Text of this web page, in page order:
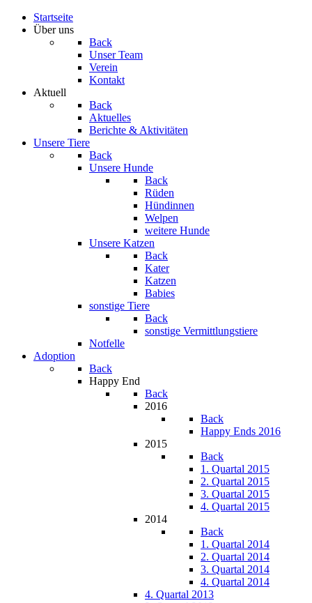
Startseite
Über uns
Back
Unser Team
Verein
Kontakt
Aktuell
Back
Aktuelles
Berichte & Aktivitäten
Unsere Tiere
Back
Unsere Hunde
Back
Rüden
Hündinnen
Welpen
weitere Hunde
Unsere Katzen
Back
Kater
Katzen
Babies
sonstige Tiere
Back
sonstige Vermittlungstiere
Notfelle
Adoption
Back
Happy End
Back
2016
Back
Happy Ends 2016
2015
Back
1. Quartal 2015
2. Quartal 2015
3. Quartal 2015
4. Quartal 2015
2014
Back
1. Quartal 2014
2. Quartal 2014
3. Quartal 2014
4. Quartal 2014
4. Quartal 2013